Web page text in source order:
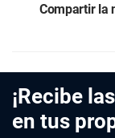
Compartir la
¡Recibe
en tus